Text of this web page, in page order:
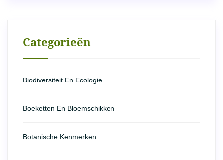
Categorieën
Biodiversiteit En Ecologie
Boeketten En Bloemschikken
Botanische Kenmerken